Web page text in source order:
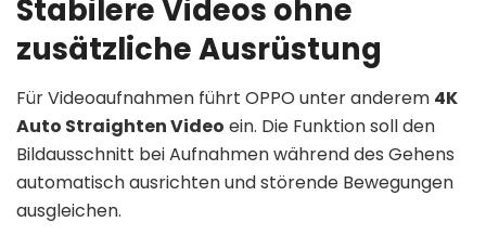
Stabilere Videos ohne
zusätzliche Ausrüstung
Für Videoaufnahmen führt OPPO unter anderem 4K
Auto Straighten Video ein. Die Funktion soll den
Bildausschnitt bei Aufnahmen während des Gehens
automatisch ausrichten und störende Bewegungen
ausgleichen.